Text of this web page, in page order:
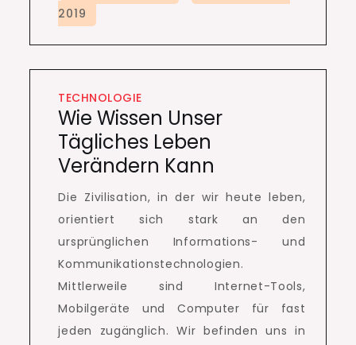
TECHNOLOGIE
Wie Wissen Unser
Tägliches Leben
Verändern Kann
Die Zivilisation, in der wir heute leben,
orientiert sich stark an den
ursprünglichen Informations- und
Kommunikationstechnologien.
Mittlerweile sind Internet-Tools,
Mobilgeräte und Computer für fast
jeden zugänglich. Wir befinden uns in